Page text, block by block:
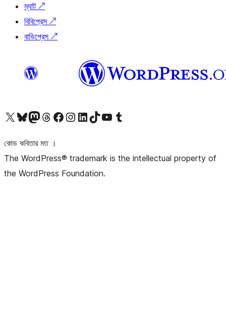
ম্যাট ↗
বিবিপ্রেস ↗
বাডিপ্রেস ↗
আমাদের X (আগের টুইটার) অ্যাকাউন্টে যানআমাদের Bluesky অ্যাকাউন্টটি দেখুনআমাদের মাস্টোডন অ্যাকাউন্টটি দেখুনআমাদের থ্রেডস অ্যাকাউন্টটি দেখুনআমাদের ফেসবুক পেজ দেখুনআমাদের ইন্সটাগ্রাম অ্যাকাউন্ট দেখুনআমাদের লিঙ্কডইন অ্যাকাউন্টে যানআমাদের TikTok অ্যাকাউন্টটি দেখুনআমাদের ইউটিউব চ্যানেলে যান আমাদের টাম্বলার অ্যাকাউন্ট দেখুন
কোড কবিতার মত ।
The WordPress® trademark is the intellectual property of
the WordPress Foundation.